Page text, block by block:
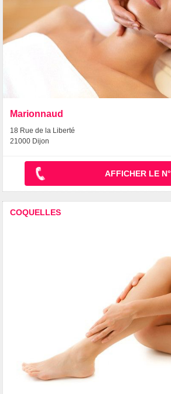
Marionnaud
18 Rue de la Liberté
21000 Dijon
AFFICHER LE N°
COQUELLES